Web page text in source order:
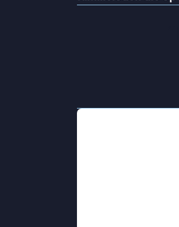
In een afgelegen